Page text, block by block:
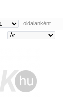
oldalanként